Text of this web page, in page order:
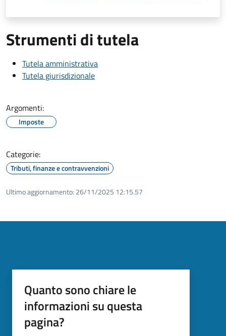
Strumenti di tutela
Tutela amministrativa
Tutela giurisdizionale
Argomenti:
Imposte
Categorie:
Tributi, finanze e contravvenzioni
Ultimo aggiornamento: 26/11/2025 12:15.57
Quanto sono chiare le
informazioni su questa
pagina?